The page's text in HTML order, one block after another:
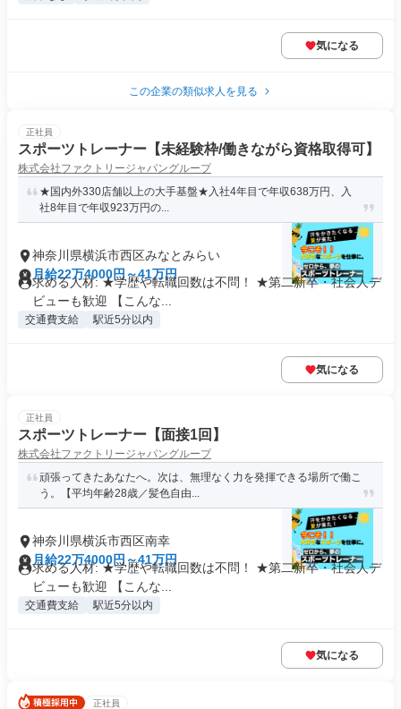
気になる
この企業の類似求人を見る
正社員
スポーツトレーナー【未経験枠/働きながら資格取得可】
株式会社ファクトリージャパングループ
★国内外330店舗以上の大手基盤★入社4年目で年収638万円、入
社8年目で年収923万円の...
神奈川県横浜市西区みなとみらい
月給22万4000円～41万円
求める人材: ★学歴や転職回数は不問！ ★第二新卒・社会人デ
ビューも歓迎 【こんな...
交通費支給 駅近5分以内
気になる
正社員
スポーツトレーナー【面接1回】
株式会社ファクトリージャパングループ
頑張ってきたあなたへ。次は、無理なく力を発揮できる場所で働こ
う。【平均年齢28歳／髪色自由...
神奈川県横浜市西区南幸
月給22万4000円～41万円
求める人材: ★学歴や転職回数は不問！ ★第二新卒・社会人デ
ビューも歓迎 【こんな...
交通費支給 駅近5分以内
気になる
正社員